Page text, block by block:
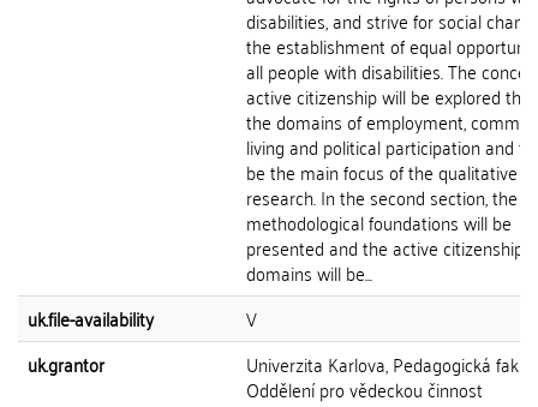
disabilities, and strive for social
the establishment of equal
all people with disabilities. The
active citizenship will be explored
the domains of employment,
living and political participation and
be the main focus of the qualitative
research. In the second section, the
methodological foundations will be
presented and the active citizenship
domains will be...
uk.file-availability
V
uk.grantor
Univerzita Karlova, Pedagogická
Oddělení pro vědeckou činnost